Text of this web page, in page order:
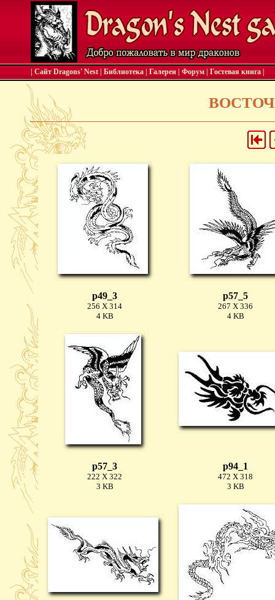
| Сайт Dragons' Nest Библиотека Галереи Форум Гостевая книга
p49_3
256 X 314
4 KB
p57_5
267 X 336
4 KB
p57_3
222 X 322
3 KB
p94_1
472 X 318
3 KB